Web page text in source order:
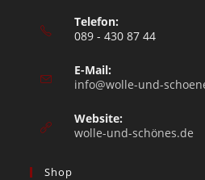
Telefon:
089 - 430 87 44
E-Mail:
info@wolle-und-
Website:
wolle-und-schönes.de
Shop